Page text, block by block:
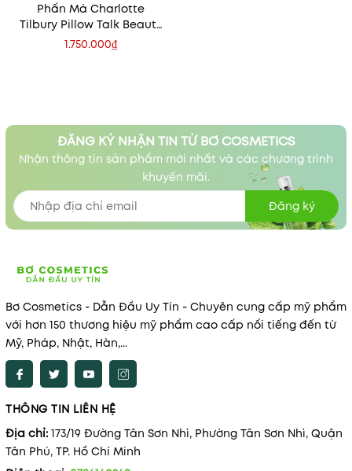
Phấn Má Charlotte
Tilbury Pillow Talk Beauty
Soulmates Face Palette
1.750.000₫
ĐĂNG KÝ NHẬN TIN TỪ BƠ COSMETICS
Nhận thông tin sản phẩm mới nhất và các chương trình
khuyến mãi.
Đăng ký
Bơ Cosmetics - Dẫn Đầu Uy Tín - Chuyên cung cấp mỹ phẩm
với hơn 150 thương hiệu mỹ phẩm cao cấp nổi tiếng đến từ
Mỹ, Pháp, Nhật, Hàn,...
THÔNG TIN LIÊN HỆ
Địa chỉ: 173/19 Đường Tân Sơn Nhì, Phường Tân Sơn Nhì, Quận
Tân Phú, TP. Hồ Chí Minh